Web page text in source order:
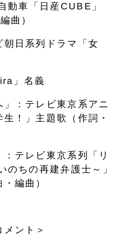
動車「日産CUBE」
曲）
朝日系列ドラマ「女
」名義
」：テレビ東京系アニ
！」主題歌（作詞・
：テレビ東京系列「リ
のちの再建弁護士～」
編曲）
ント＞